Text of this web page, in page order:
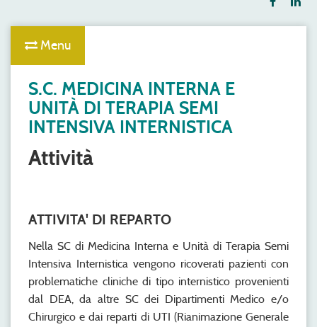
Menu
S.C. MEDICINA INTERNA E
UNITÀ DI TERAPIA SEMI
INTENSIVA INTERNISTICA
Attività
ATTIVITA' DI REPARTO
Nella SC di Medicina Interna e Unità di Terapia Semi
Intensiva Internistica vengono ricoverati pazienti con
problematiche cliniche di tipo internistico provenienti
dal DEA, da altre SC dei Dipartimenti Medico e/o
Chirurgico e dai reparti di UTI (Rianimazione Generale